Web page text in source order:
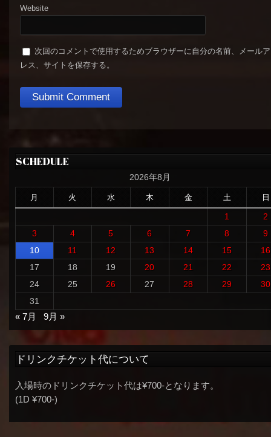
Website
次回のコメントで使用するためブラウザーに自分の名前、メール
レス、サイトを保存する。
SCHEDULE
2026年8月
月 火 水 木 金 土 日
1
2
3
4 5 6 7 8
9
10
11 12 13 14 15
16
17
18 19 20 21 22
23
24
25 26 27 28 29
30
31
« 7月
9月 »
ドリンクチケット代について
入場時のドリンクチケット代は¥700-となります。
(1D ¥700-)